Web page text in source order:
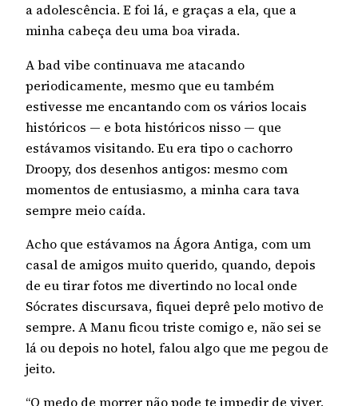
a adolescência. E foi lá, e graças a ela, que a
minha cabeça deu uma boa virada.
A bad vibe continuava me atacando
periodicamente, mesmo que eu também
estivesse me encantando com os vários locais
históricos — e bota históricos nisso — que
estávamos visitando. Eu era tipo o cachorro
Droopy, dos desenhos antigos: mesmo com
momentos de entusiasmo, a minha cara tava
sempre meio caída.
Acho que estávamos na Ágora Antiga, com um
casal de amigos muito querido, quando, depois
de eu tirar fotos me divertindo no local onde
Sócrates discursava, fiquei deprê pelo motivo de
sempre. A Manu ficou triste comigo e, não sei se
lá ou depois no hotel, falou algo que me pegou de
jeito.
“O medo de morrer não pode te impedir de viver,